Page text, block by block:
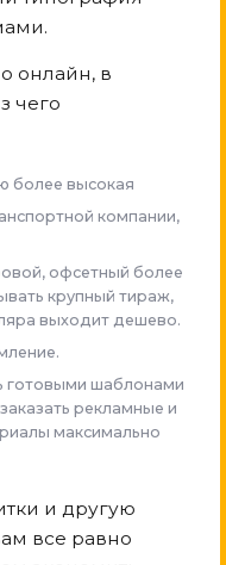
онлайн, в
чего
более высокая
компании,
офсетный более
крупный тираж,
выходит дешево.
готовыми шаблонами
рекламные и
максимально
и другую
все равно